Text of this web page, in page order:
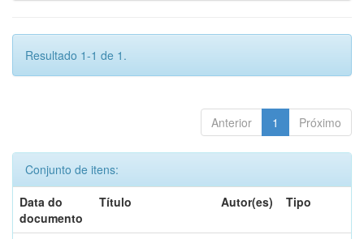
Resultado 1-1 de 1.
Anterior 1 Próximo
Conjunto de itens:
Data do
documento
Título Autor(es) Tipo